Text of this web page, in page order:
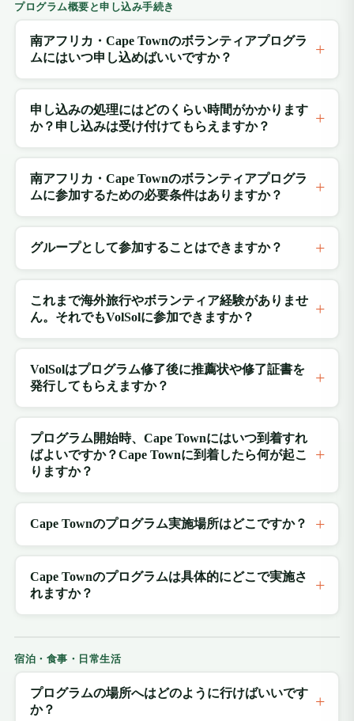
プログラム概要と申し込み手続き
南アフリカ・Cape Townのボランティアプログラ
ムにはいつ申し込めばいいですか？
申し込みの処理にはどのくらい時間がかかります
か？申し込みは受け付けてもらえますか？
南アフリカ・Cape Townのボランティアプログラ
ムに参加するための必要条件はありますか？
グループとして参加することはできますか？
これまで海外旅行やボランティア経験がありませ
ん。それでもVolSolに参加できますか？
VolSolはプログラム修了後に推薦状や修了証書を
発行してもらえますか？
プログラム開始時、Cape Townにはいつ到着すれ
ばよいですか？Cape Townに到着したら何が起こ
りますか？
Cape Townのプログラム実施場所はどこですか？
Cape Townのプログラムは具体的にどこで実施さ
れますか？
宿泊・食事・日常生活
プログラムの場所へはどのように行けばいいです
か？